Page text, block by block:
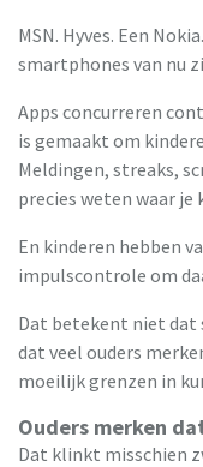
MSN. Hyves. Een
smartphones van nu
Apps concurreren
is gemaakt om
Meldingen, streaks,
precies weten waar je
En kinderen hebben
impulscontrole om
Dat betekent niet dat
dat veel ouders
moeilijk grenzen in
Ouders merken
Dat klinkt misschien